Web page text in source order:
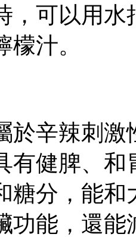
，可以用水
檬汁。
於辛辣刺
有健脾、和
糖分，能和
功能，還能